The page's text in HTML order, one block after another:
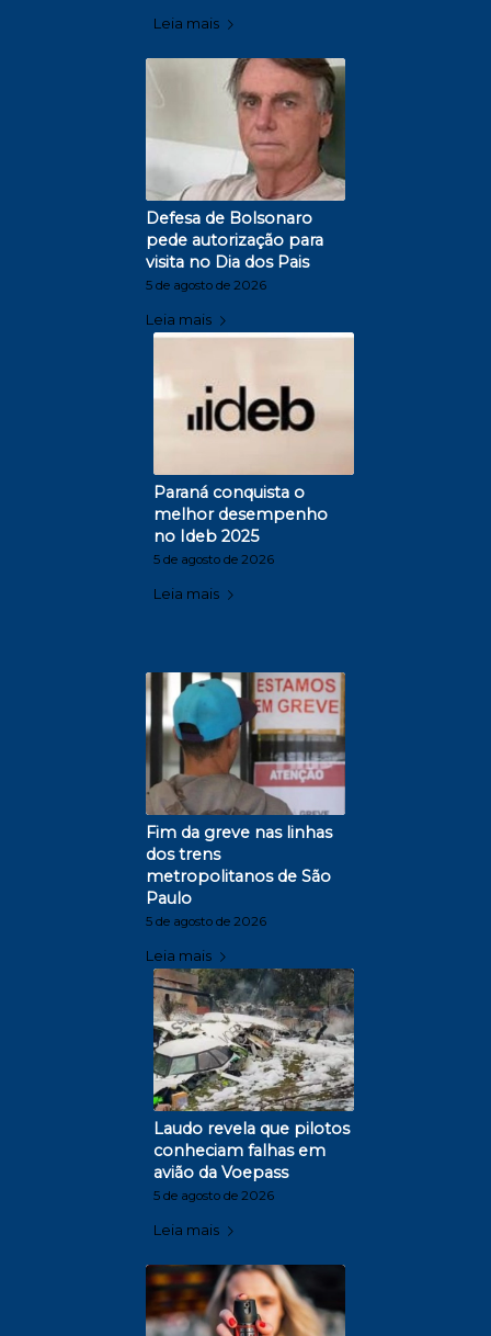
Leia mais
Defesa de Bolsonaro
pede autorização para
visita no Dia dos Pais
5 de agosto de 2026
Leia mais
Paraná conquista o
melhor desempenho
no Ideb 2025
5 de agosto de 2026
Leia mais
Fim da greve nas linhas
dos trens
metropolitanos de São
Paulo
5 de agosto de 2026
Leia mais
Laudo revela que pilotos
conheciam falhas em
avião da Voepass
5 de agosto de 2026
Leia mais